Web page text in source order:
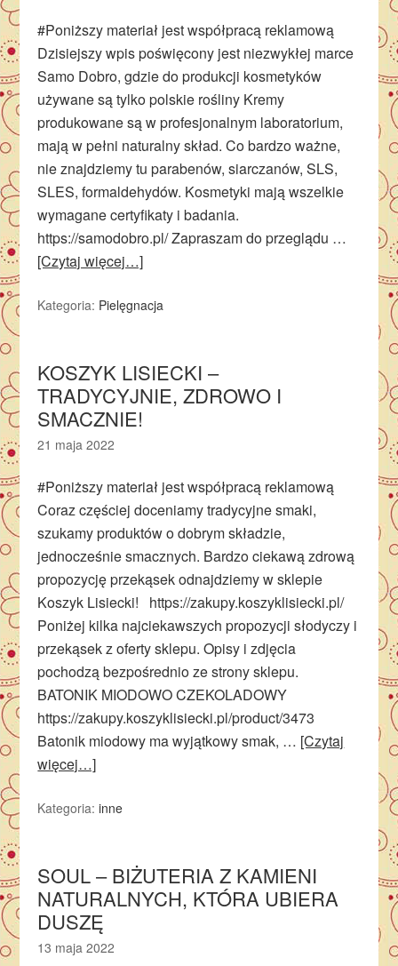
#Poniższy materiał jest współpracą reklamową
Dzisiejszy wpis poświęcony jest niezwykłej marce
Samo Dobro, gdzie do produkcji kosmetyków
używane są tylko polskie rośliny Kremy
produkowane są w profesjonalnym laboratorium,
mają w pełni naturalny skład. Co bardzo ważne,
nie znajdziemy tu parabenów, siarczanów, SLS,
SLES, formaldehydów. Kosmetyki mają wszelkie
wymagane certyfikaty i badania.
https://samodobro.pl/ Zapraszam do przeglądu …
[Czytaj więcej…]
Kategoria: Pielęgnacja
KOSZYK LISIECKI –
TRADYCYJNIE, ZDROWO I
SMACZNIE!
21 maja 2022
#Poniższy materiał jest współpracą reklamową
Coraz częściej doceniamy tradycyjne smaki,
szukamy produktów o dobrym składzie,
jednocześnie smacznych. Bardzo ciekawą zdrową
propozycję przekąsek odnajdziemy w sklepie
Koszyk Lisiecki! https://zakupy.koszyklisiecki.pl/
Poniżej kilka najciekawszych propozycji słodyczy i
przekąsek z oferty sklepu. Opisy i zdjęcia
pochodzą bezpośrednio ze strony sklepu.
BATONIK MIODOWO CZEKOLADOWY
https://zakupy.koszyklisiecki.pl/product/3473
Batonik miodowy ma wyjątkowy smak, … [Czytaj
więcej…]
Kategoria:inne
SOUL – BIŻUTERIA Z KAMIENI
NATURALNYCH, KTÓRA UBIERA
DUSZĘ
13 maja 2022